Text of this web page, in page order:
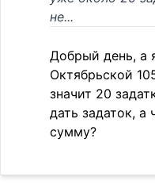
не...
Добрый день, а
Октябрьской
значит 20
дать задаток, а
сумму?